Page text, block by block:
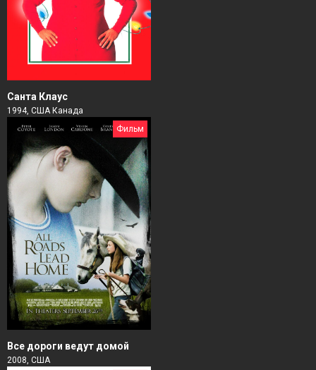
Санта Клаус
1994, США Канада
Фильм
Все дороги ведут домой
2008, США